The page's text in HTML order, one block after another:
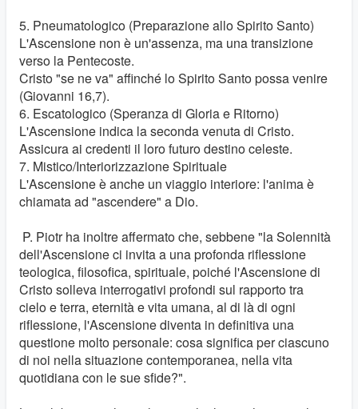
5. Pneumatologico (Preparazione allo Spirito Santo)
L'Ascensione non è un'assenza, ma una transizione
verso la Pentecoste.
Cristo "se ne va" affinché lo Spirito Santo possa venire
(Giovanni 16,7).
6. Escatologico (Speranza di Gloria e Ritorno)
L'Ascensione indica la seconda venuta di Cristo.
Assicura ai credenti il ​​loro futuro destino celeste.
7. Mistico/Interiorizzazione Spirituale
L'Ascensione è anche un viaggio interiore: l'anima è
chiamata ad "ascendere" a Dio.
P. Piotr ha inoltre affermato che, sebbene "la Solennità
dell'Ascensione ci invita a una profonda riflessione
teologica, filosofica, spirituale, poiché l'Ascensione di
Cristo solleva interrogativi profondi sul rapporto tra
cielo e terra, eternità e vita umana, al di là di ogni
riflessione, l'Ascensione diventa in definitiva una
questione molto personale: cosa significa per ciascuno
di noi nella situazione contemporanea, nella vita
quotidiana con le sue sfide?".